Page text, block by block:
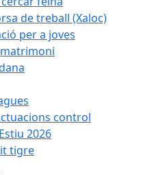
de treball (Xaloc)
per a joves
control
2026
tigre